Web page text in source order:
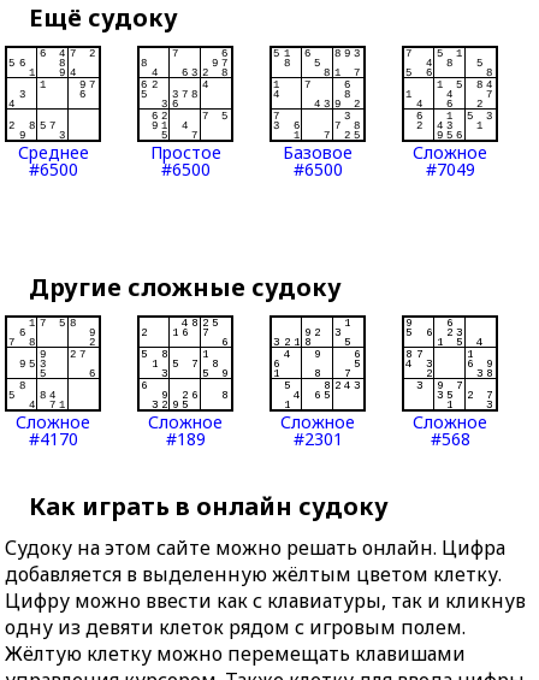
Ещё судоку
Среднее
#6500
Простое
#6500
Базовое
#6500
Сложное
#7049
Другие сложные судоку
Сложное
#4170
Сложное
#189
Сложное
#2301
Сложное
#568
Как играть в онлайн судоку
Судоку на этом сайте можно решать онлайн. Цифра
добавляется в выделенную жёлтым цветом клетку.
Цифру можно ввести как с клавиатуры, так и кликнув
одну из девяти клеток рядом с игровым полем.
Жёлтую клетку можно перемещать клавишами